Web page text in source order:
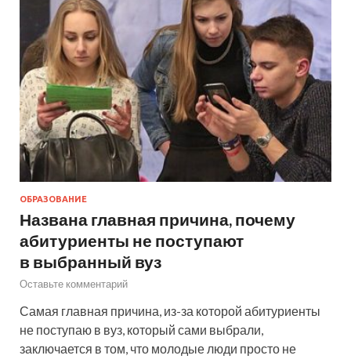
ОБРАЗОВАНИЕ
Названа главная причина, почему
абитуриенты не поступают
в выбранный вуз
Оставьте комментарий
Самая главная причина, из-за которой абитуриенты
не поступаю в вуз, который сами выбрали,
заключается в том, что молодые люди просто не